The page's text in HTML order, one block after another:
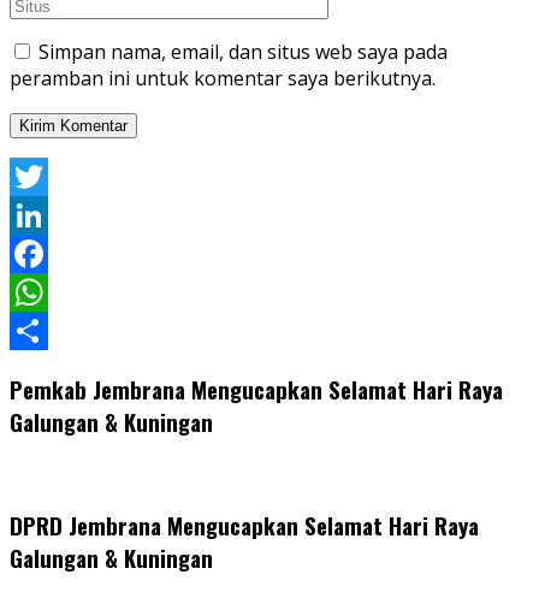
Simpan nama, email, dan situs web saya pada
peramban ini untuk komentar saya berikutnya.
Twitter
LinkedIn
Facebook
WhatsApp
Pemkab Jembrana Mengucapkan Selamat Hari Raya
Galungan & Kuningan
DPRD Jembrana Mengucapkan Selamat Hari Raya
Galungan & Kuningan